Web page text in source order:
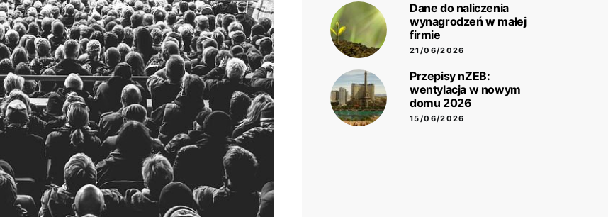
Dane do naliczenia
wynagrodzeń w małej
firmie
21/06/2026
Przepisy nZEB:
wentylacja w nowym
domu 2026
15/06/2026